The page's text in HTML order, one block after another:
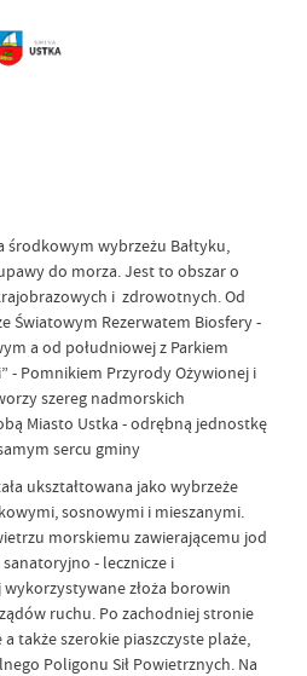
środkowym wybrzeżu Bałtyku,
do morza. Jest to obszar o
i zdrowotnych. Od
Światowym Rezerwatem Biosfery -
a od południowej z Parkiem
- Pomnikiem Przyrody Ożywionej i
szereg nadmorskich
Miasto Ustka - odrębną jednostkę
sercu gminy
ukształtowana jako wybrzeże
sosnowymi i mieszanymi.
morskiemu zawierającemu jod
- lecznicze i
złoża borowin
ruchu. Po zachodniej stronie
także szerokie piaszczyste plaże,
Poligonu Sił Powietrznych. Na